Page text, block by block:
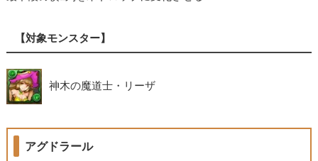
【対象モンスター】
神木の魔道士・リーザ
アグドラール